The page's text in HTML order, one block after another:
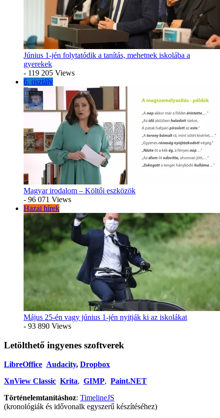
Június 1-jén folytatódik a tanítás, mehetnek iskolába a
gyerekek
- 119 205 Views
6. osztály
Magyar irodalom – Költői eszközök
- 96 071 Views
Hazai hírek
Május 25-én vagy június 1-jén nyitják ki az iskolákat
- 93 890 Views
Letölthető ingyenes szoftverek
LibreOffice Audacity, Dropbox
XnView Classic Krita, GIMP, Paint.NET
Történelemtanításhoz: TimelineJS
(kronológiák és idővonalk egyszerű készítéséhez)